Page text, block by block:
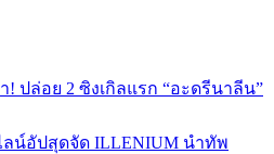
ปล่อย 2 ซิงเกิลแรก “อะดรีนาลีน”
ไลน์อัปสุดจัด ILLENIUM นำทัพ